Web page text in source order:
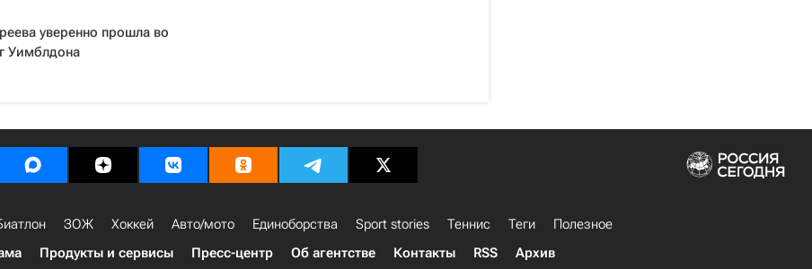
уверенно прошла во
Уимблдона
ЗОЖ Хоккей Авто/мото Единоборства Sport stories Теннис Теги
Полезное
Продукты и сервисы Пресс-центр Об агентстве Контакты RSS Архив